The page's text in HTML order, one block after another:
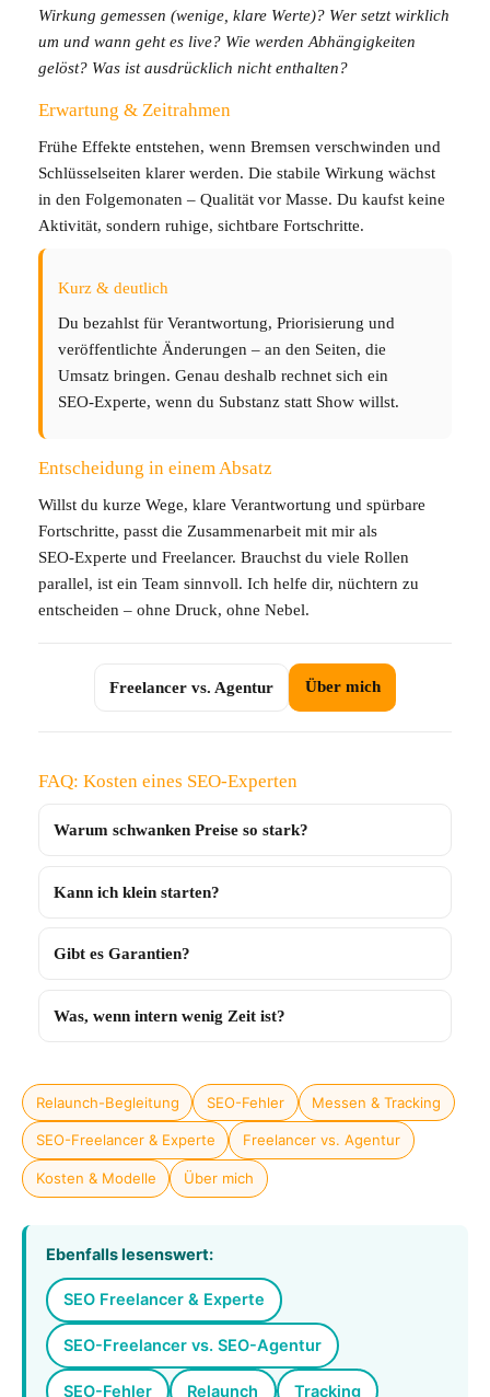
Wirkung gemessen (wenige, klare Werte)? Wer setzt wirklich
um und wann geht es live? Wie werden Abhängigkeiten
gelöst? Was ist ausdrücklich nicht enthalten?
Erwartung & Zeitrahmen
Frühe Effekte entstehen, wenn Bremsen verschwinden und
Schlüsselseiten klarer werden. Die stabile Wirkung wächst
in den Folgemonaten – Qualität vor Masse. Du kaufst keine
Aktivität, sondern ruhige, sichtbare Fortschritte.
Kurz & deutlich
Du bezahlst für Verantwortung, Priorisierung und
veröffentlichte Änderungen – an den Seiten, die
Umsatz bringen. Genau deshalb rechnet sich ein
SEO‑Experte, wenn du Substanz statt Show willst.
Entscheidung in einem Absatz
Willst du kurze Wege, klare Verantwortung und spürbare
Fortschritte, passt die Zusammenarbeit mit mir als
SEO‑Experte und Freelancer. Brauchst du viele Rollen
parallel, ist ein Team sinnvoll. Ich helfe dir, nüchtern zu
entscheiden – ohne Druck, ohne Nebel.
Freelancer vs. Agentur Über mich
FAQ: Kosten eines SEO‑Experten
Warum schwanken Preise so stark?
Kann ich klein starten?
Gibt es Garantien?
Was, wenn intern wenig Zeit ist?
Relaunch-Begleitung SEO-Fehler Messen & Tracking
SEO-Freelancer & Experte Freelancer vs. Agentur
Kosten & Modelle Über mich
Ebenfalls lesenswert:
SEO Freelancer & Experte
SEO-Freelancer vs. SEO-Agentur
SEO-Fehler Relaunch Tracking